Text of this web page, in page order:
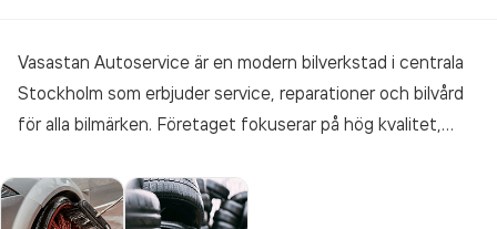
Vasastan Autoservice är en modern bilverkstad i centrala
Stockholm som erbjuder service, reparationer och bilvård
för alla bilmärken. Företaget fokuserar på hög kvalitet,
mekaniker samt certifierad personal. Utöver
verkstadstjänster erbjuder de även biltvätt, polering och